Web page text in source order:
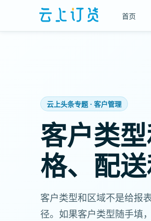
首页
云上头条专题 · 客户管理
客户类
格、配
客户类型和区域不是给报
径。如果客户类型随手填